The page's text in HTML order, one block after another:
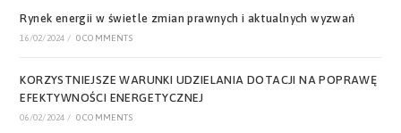
Rynek energii w świetle zmian prawnych i aktualnych wyzwań
16/02/2024 / 0 COMMENTS
KORZYSTNIEJSZE WARUNKI UDZIELANIA DOTACJI NA POPRAWĘ
EFEKTYWNOŚCI ENERGETYCZNEJ
06/02/2024 / 0 COMMENTS